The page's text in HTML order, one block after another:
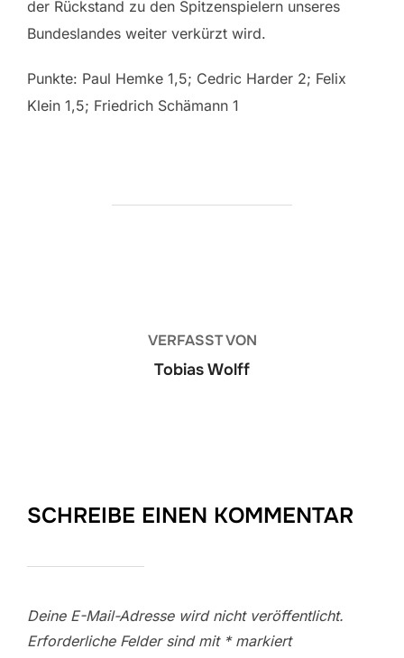
der Rückstand zu den Spitzenspielern unseres
Bundeslandes weiter verkürzt wird.
Punkte: Paul Hemke 1,5; Cedric Harder 2; Felix
Klein 1,5; Friedrich Schämann 1
VERFASST VON
Tobias Wolff
SCHREIBE EINEN KOMMENTAR
Deine E-Mail-Adresse wird nicht veröffentlicht.
Erforderliche Felder sind mit *markiert